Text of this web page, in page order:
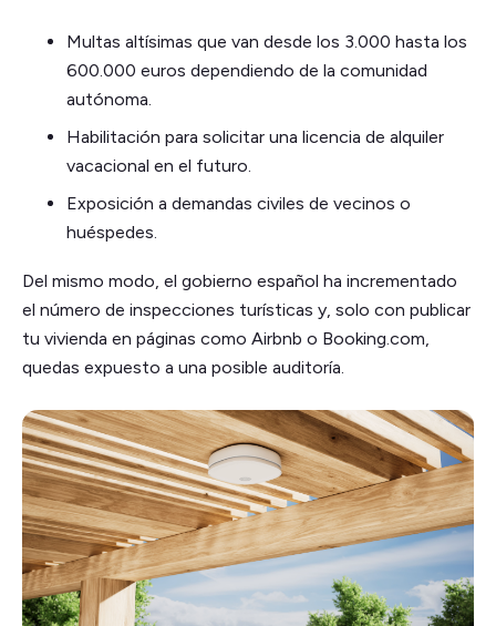
Multas altísimas que van desde los 3.000 hasta los
600.000 euros dependiendo de la comunidad
autónoma.
Habilitación para solicitar una licencia de alquiler
vacacional en el futuro.
Exposición a demandas civiles de vecinos o
huéspedes.
Del mismo modo, el gobierno español ha incrementado
el número de inspecciones turísticas y, solo con publicar
tu vivienda en páginas como Airbnb o Booking.com,
quedas expuesto a una posible auditoría.